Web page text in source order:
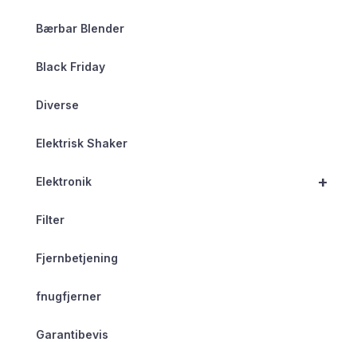
Bærbar Blender
Black Friday
Diverse
Elektrisk Shaker
+
Elektronik
Filter
Fjernbetjening
fnugfjerner
Garantibevis